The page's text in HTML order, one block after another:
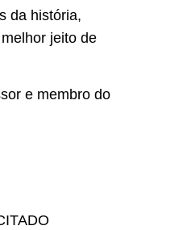
da história,
jeito de
e membro do